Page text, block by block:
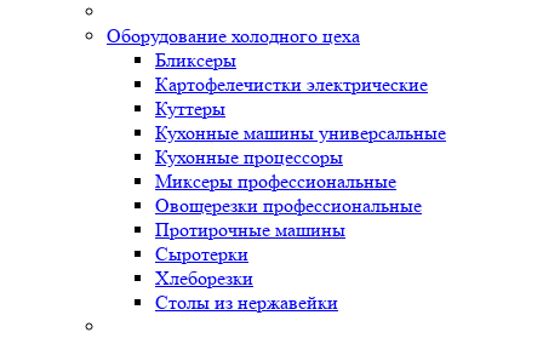
Оборудование холодного цеха
Бликсеры
Картофелечистки электрические
Куттеры
Кухонные машины универсальные
Кухонные процессоры
Миксеры профессиональные
Овощерезки профессиональные
Протирочные машины
Сыротерки
Хлеборезки
Столы из нержавейки